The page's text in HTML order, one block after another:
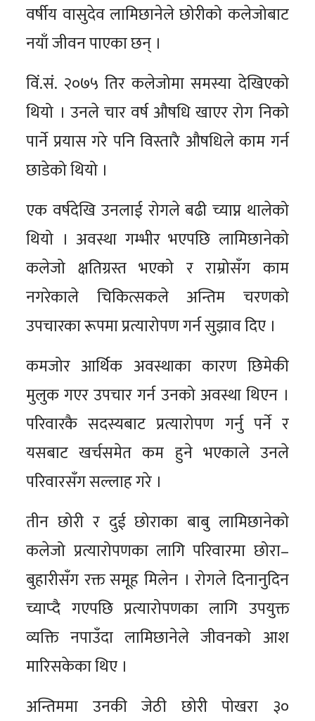
वर्षीय वासुदेव लामिछानेले छोरीको कलेजोबाट
नयाँ जीवन पाएका छन् ।
विं.सं. २०७५ तिर कलेजोमा समस्या देखिएको
थियो । उनले चार वर्ष औषधि खाएर रोग निको
पार्ने प्रयास गरे पनि विस्तारै औषधिले काम गर्न
छाडेको थियो ।
एक वर्षदेखि उनलाई रोगले बढी च्याप्न थालेको
थियो । अवस्था गम्भीर भएपछि लामिछानेको
कलेजो क्षतिग्रस्त भएको र राम्रोसँग काम
नगरेकाले चिकित्सकले अन्तिम चरणको
उपचारका रूपमा प्रत्यारोपण गर्न सुझाव दिए ।
कमजोर आर्थिक अवस्थाका कारण छिमेकी
मुलुक गएर उपचार गर्न उनको अवस्था थिएन ।
परिवारकै सदस्यबाट प्रत्यारोपण गर्नु पर्ने र
यसबाट खर्चसमेत कम हुने भएकाले उनले
परिवारसँग सल्लाह गरे ।
तीन छोरी र दुई छोराका बाबु लामिछानेको
कलेजो प्रत्यारोपणका लागि परिवारमा छोरा–
बुहारीसँग रक्त समूह मिलेन । रोगले दिनानुदिन
च्याप्दै गएपछि प्रत्यारोपणका लागि उपयुक्त
व्यक्ति नपाउँदा लामिछानेले जीवनको आश
मारिसकेका थिए ।
अन्तिममा उनकी जेठी छोरी पोखरा ३०